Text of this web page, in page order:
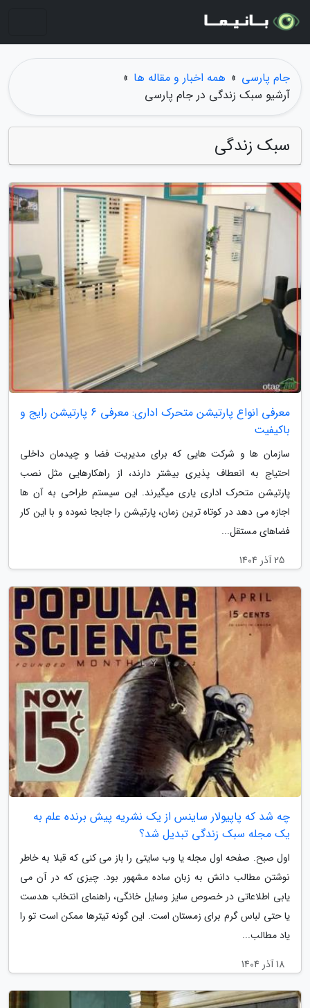
جام پارسی » همه اخبار و مقاله ها »
آرشیو سبک زندگی در جام پارسی
سبک زندگی
معرفی انواع پارتیشن متحرک اداری: معرفی 6 پارتیشن رایج و
باکیفیت
سازمان ها و شرکت هایی که برای مدیریت فضا و چیدمان داخلی
احتیاج به انعطاف پذیری بیشتر دارند، از راهکارهایی مثل نصب
پارتیشن متحرک اداری یاری میگیرند. این سیستم طراحی به آن ها
اجازه می دهد در کوتاه ترین زمان، پارتیشن را جابجا نموده و با این کار
فضاهای مستقل...
25 آذر 1404
چه شد که پاپیولار ساینس از یک نشریه پیش برنده علم به
یک مجله سبک زندگی تبدیل شد؟
اول صبح. صفحه اول مجله یا وب سایتی را باز می کنی که قبلا به خاطر
نوشتن مطالب دانش به زبان ساده مشهور بود. چیزی که در آن می
یابی اطلاعاتی در خصوص سایز وسایل خانگی، راهنمای انتخاب هدست
یا حتی لباس گرم برای زمستان است. این گونه تیترها ممکن است تو را
یاد مطالب...
18 آذر 1404